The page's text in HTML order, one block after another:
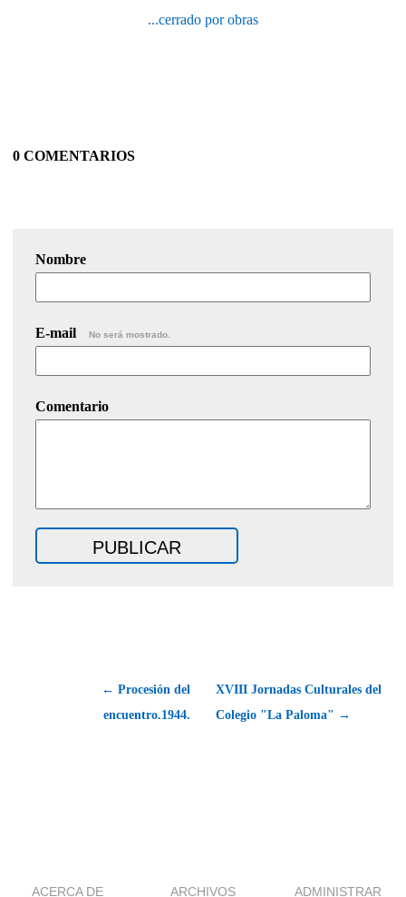
...cerrado por obras
0 COMENTARIOS
Nombre
E-mail No será mostrado.
Comentario
← Procesión del
encuentro.1944.
XVIII Jornadas Culturales del
Colegio "La Paloma" →
ACERCA DE ARCHIVOS ADMINISTRAR